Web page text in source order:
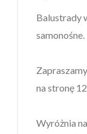
Balustrady
na stronę
Wyróżnia